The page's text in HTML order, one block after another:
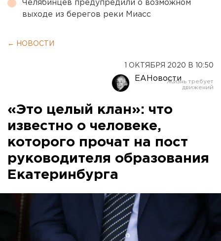
Челябинцев предупредили о возможном
выходе из берегов реки Миасс
← НОВОСТИ
1 ОКТЯБРЯ 2020 В 10:50
ЕАНовости
«Это целый клан»: что
известно о человеке,
которого прочат на пост
руководителя образования
Екатеринбурга